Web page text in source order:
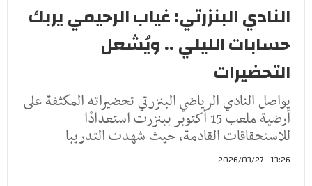
النادي البنزرتي: غياب الرحيمي يربك
حسابات الليلي .. ويُشعل
التحضيرات
يواصل النادي الرياضي البنزرتي تحضيراته المكثفة على
أرضية ملعب 15 أكتوبر ببنزرت استعدادًا
للاستحقاقات القادمة، حيث شهدت التدريبا
13:26 - 2026/03/27